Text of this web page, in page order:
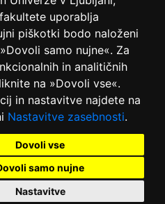
uporablja
piškotki bodo naloženi
samo nujne«. Za
in analitičnih
na »Dovoli vse«.
in nastavitve najdete na
Nastavitve zasebnosti.
Dovoli vse
samo nujne
Nastavitve
Slovenija,
543 77 01,